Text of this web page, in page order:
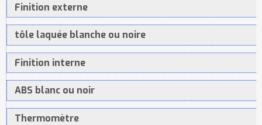
Finition externe
tôle laquée blanche ou noire
Finition interne
ABS blanc ou noir
Thermomètre